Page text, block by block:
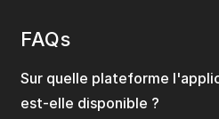
FAQs
Sur quelle plateforme
est-elle disponible ?